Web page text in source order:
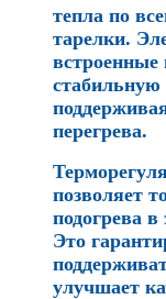
тепла по
тарелки.
встроенные
стабильную
перегрева.
позволяет
подогрева в
Это
улучшает